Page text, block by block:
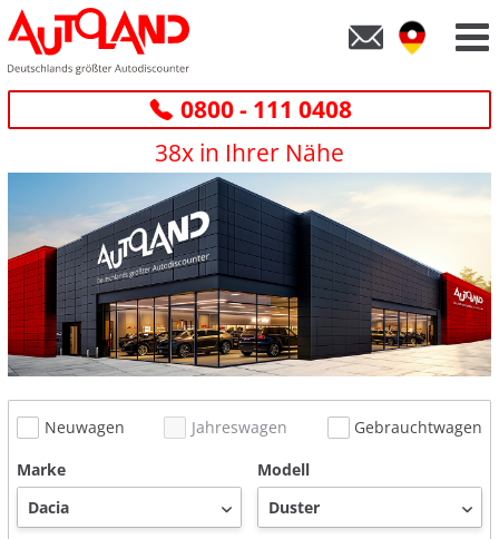
0800 - 111 0408
38x in Ihrer Nähe
Neuwagen Jahreswagen
Gebrauchtwagen
Marke
Modell